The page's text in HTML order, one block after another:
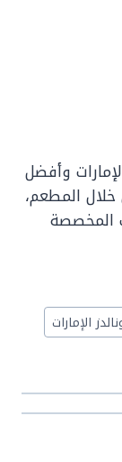
وأفضل
المطعم،
المخصصة
الإمارات